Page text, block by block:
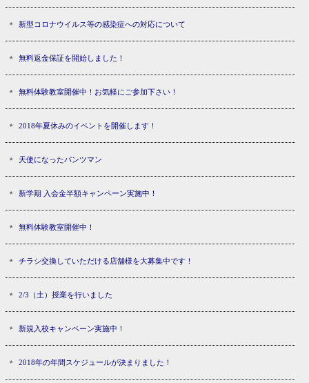
新型コロナウイルス等の感染症への対応について
無料返金保証を開始しました！
無料体験教室開催中！お気軽にご参加下さい！
2018年夏休みのイベントを開催します！
天使になったパンツマン
新学期 入会金半額キャンペーン実施中！
無料体験教室開催中！
チラシ交換していただける店舗様を大募集中です！
2/3（土）授業を行いました
新規入校キャンペーン実施中！
2018年の年間スケジュールが決まりました！